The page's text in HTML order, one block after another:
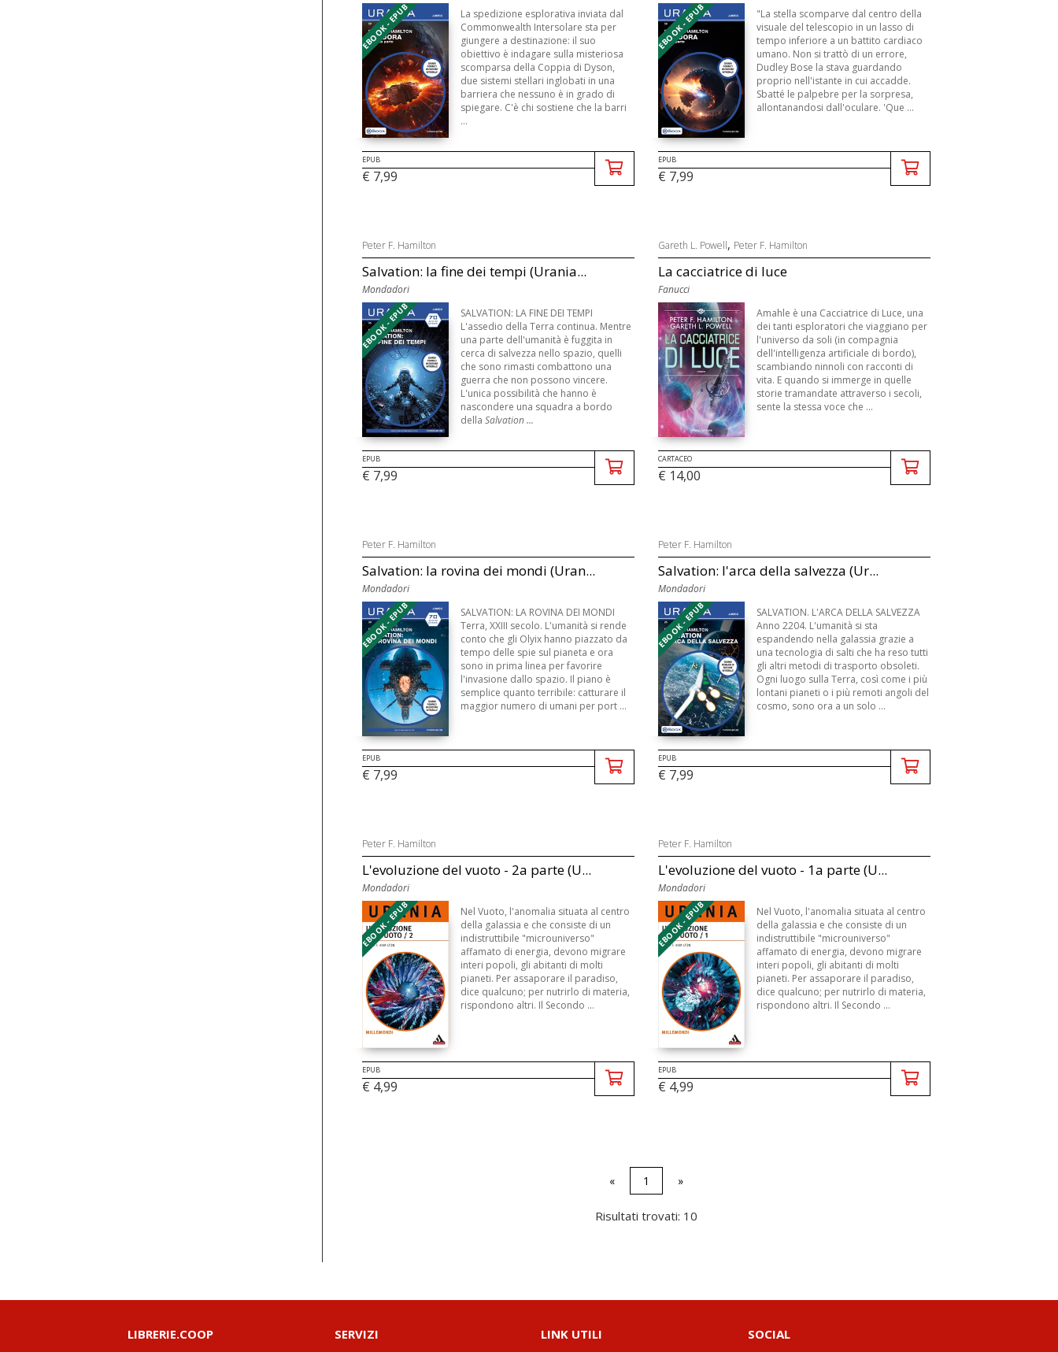
EBOOK - EPUB
La spedizione esplorativa inviata dal
Commonwealth Intersolare sta per
giungere a destinazione: il suo
obiettivo è indagare sulla misteriosa
scomparsa della Coppia di Dyson,
due sistemi stellari inglobati in una
barriera che nessuno è in grado di
spiegare. C'è chi sostiene che la barri
...
EPUB
€ 7,99
EBOOK - EPUB
"La stella scomparve dal centro della
visuale del telescopio in un lasso di
tempo inferiore a un battito cardiaco
umano. Non si trattò di un errore,
Dudley Bose la stava guardando
proprio nell'istante in cui accadde.
Sbatté le palpebre per la sorpresa,
allontanandosi dall'oculare. 'Que ...
EPUB
€ 7,99
Peter F. Hamilton
Salvation: la fine dei tempi (Urania...
Mondadori
EBOOK - EPUB
SALVATION: LA FINE DEI TEMPI
L'assedio della Terra continua. Mentre
una parte dell'umanità è fuggita in
cerca di salvezza nello spazio, quelli
che sono rimasti combattono una
guerra che non possono vincere.
L'unica possibilità che hanno è
nascondere una squadra a bordo
della Salvation ...
EPUB
€ 7,99
Gareth L. Powell, Peter F. Hamilton
La cacciatrice di luce
Fanucci
Amahle è una Cacciatrice di Luce, una
dei tanti esploratori che viaggiano per
l'universo da soli (in compagnia
dell'intelligenza artificiale di bordo),
scambiando ninnoli con racconti di
vita. E quando si immerge in quelle
storie tramandate attraverso i secoli,
sente la stessa voce che ...
CARTACEO
€ 14,00
Peter F. Hamilton
Salvation: la rovina dei mondi (Uran...
Mondadori
EBOOK - EPUB
SALVATION: LA ROVINA DEI MONDI
Terra, XXIII secolo. L'umanità si rende
conto che gli Olyix hanno piazzato da
tempo delle spie sul pianeta e ora
sono in prima linea per favorire
l'invasione dallo spazio. Il piano è
semplice quanto terribile: catturare il
maggior numero di umani per port ...
EPUB
€ 7,99
Peter F. Hamilton
Salvation: l'arca della salvezza (Ur...
Mondadori
EBOOK - EPUB
SALVATION. L'ARCA DELLA SALVEZZA
Anno 2204. L'umanità si sta
espandendo nella galassia grazie a
una tecnologia di salti che ha reso tutti
gli altri metodi di trasporto obsoleti.
Ogni luogo sulla Terra, così come i più
lontani pianeti o i più remoti angoli del
cosmo, sono ora a un solo ...
EPUB
€ 7,99
Peter F. Hamilton
L'evoluzione del vuoto - 2a parte (U...
Mondadori
EBOOK - EPUB
Nel Vuoto, l'anomalia situata al centro
della galassia e che consiste di un
indistruttibile "microuniverso"
affamato di energia, devono migrare
interi popoli, gli abitanti di molti
pianeti. Per assaporare il paradiso,
dice qualcuno; per nutrirlo di materia,
rispondono altri. Il Secondo ...
EPUB
€ 4,99
Peter F. Hamilton
L'evoluzione del vuoto - 1a parte (U...
Mondadori
EBOOK - EPUB
Nel Vuoto, l'anomalia situata al centro
della galassia e che consiste di un
indistruttibile "microuniverso"
affamato di energia, devono migrare
interi popoli, gli abitanti di molti
pianeti. Per assaporare il paradiso,
dice qualcuno; per nutrirlo di materia,
rispondono altri. Il Secondo ...
EPUB
€ 4,99
« 1 »
Risultati trovati: 10
LIBRERIE.COOP SERVIZI LINK UTILI SOCIAL